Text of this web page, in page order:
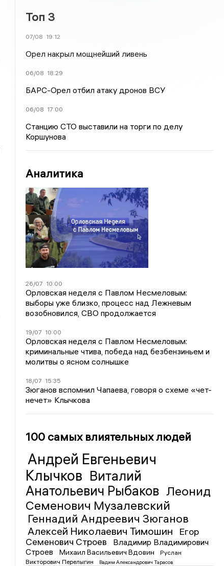
Топ 3
07/08 19:12
Орел накрыл мощнейший ливень
06/08 18:29
БАРС-Орел отбил атаку дронов ВСУ
06/08 17:00
Станцию СТО выставили на торги по делу
Коршунова
Аналитика
26/07 10:00
Орловская неделя с Павлом Несмеловым:
выборы уже близко, процесс над Лежневым
возобновился, СВО продолжается
19/07 10:00
Орловская неделя с Павлом Несмеловым:
криминальные чтива, победа над безбензиньем и
молитвы о ясном солнышке
18/07 15:35
Зюганов вспомнил Чапаева, говоря о схеме «чет-
нечет» Клычкова
100 самых влиятельных людей
Андрей Евгеньевич
Клычков Виталий
Анатольевич Рыбаков Леонид
Семенович Музалевский
Геннадий Андреевич Зюганов
Алексей Николаевич Тимошин
Егор
Семенович Строев
Владимир Владимирович
Строев
Михаил Васильевич Вдовин
Руслан
Викторович Перелыгин
Вадим Александрович Тарасов